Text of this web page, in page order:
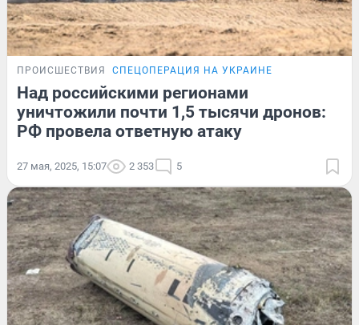
ПРОИСШЕСТВИЯ СПЕЦОПЕРАЦИЯ НА УКРАИНЕ
Над российскими регионами
уничтожили почти 1,5 тысячи дронов:
РФ провела ответную атаку
27 мая, 2025, 15:07 2 353 5